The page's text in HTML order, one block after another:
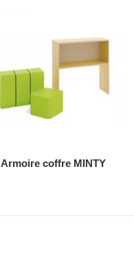
AJOUTER AU DEVIS
Armoire coffre MINTY